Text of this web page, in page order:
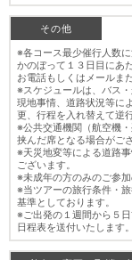
その他
※各コース最少催行人数
かのぼって１３日目にあ
お電話もしくはメールま
※スケジュールは、バス
現地事情、道路状況等に
更、行程を入れ替えて逆
※公共交通機関（航空機
挟んだ席となる場合がご
※天災地変等による道路
ございます。
※未成年の方のみのご参
※当ツアーの旅行条件・
基準としております。
※ご出発の１週間から５
日程表を送付いたします。